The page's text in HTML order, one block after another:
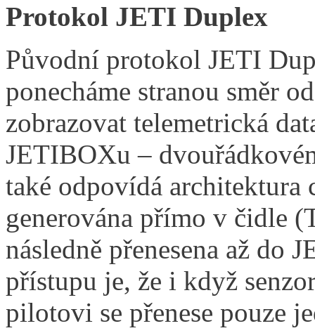
Protokol JETI Duplex
Původní protokol JETI
ponecháme stranou směr
zobrazovat telemetrická
JETIBOXu –
také odpovídá architektura
generována přímo v čidle
následně přenesena až do
přístupu je, že i když
pilotovi se přenese pouze